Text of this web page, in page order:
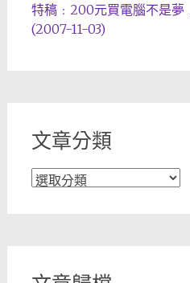
特稿﹕200元買電腦不是夢
(2007-11-03)
文章分類
文